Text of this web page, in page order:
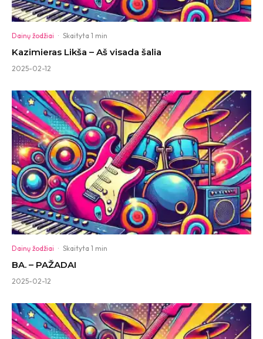
Dainų žodžiai · Skaityta 1 min
Kazimieras Likša – Aš visada šalia
2025-02-12
Dainų žodžiai · Skaityta 1 min
BA. – PAŽADAI
2025-02-12